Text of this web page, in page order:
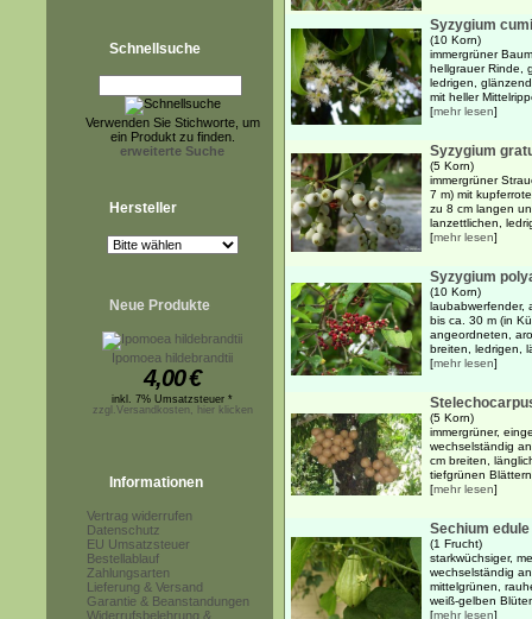
Schnellsuche
Verwenden Sie Stichworte, um
ein Produkt zu finden.
erweiterte Suche
Hersteller
Neue Produkte
Ipomoea hildebrandtii
4,00€
inkl. 7% Umsatzsteuer *
zzgl.Versandkosten, hier klicken
Informationen
Vertrag widerrufen
Datenschutz
EU Umsatzsteuer
Bestellablauf
Zahlungsarten
Lieferung & Versand
Garantie & Beanstandungen
Widerrufsbelehrung &
Syzygium
(10 Korn)
immergrüner
hellgrauer Rinde,
ledrigen,
mit heller
[mehr lesen]
Syzygium
(5 Korn)
immergrüner
7 m) mit
zu 8 cm langen
lanzettlichen,
[mehr lesen]
Syzygium
(10 Korn)
laubabwerfender,
bis ca. 30 m (in
angeordneten,
breiten, ledrigen,
[mehr lesen]
(5 Korn)
immergrüner,
wechselständig
cm breiten,
tiefgrünen
[mehr lesen]
Sechium edule
(1 Frucht)
starkwüchsiger,
wechselständig
mittelgrünen,
weiß-gelben
[mehr lesen]